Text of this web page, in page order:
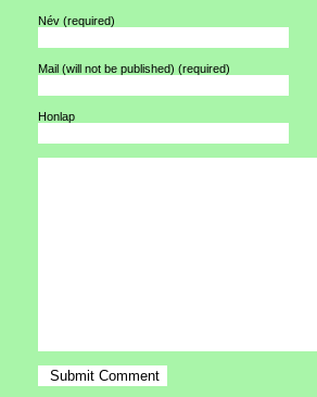
Név (required)
Mail (will not be published) (required)
Honlap